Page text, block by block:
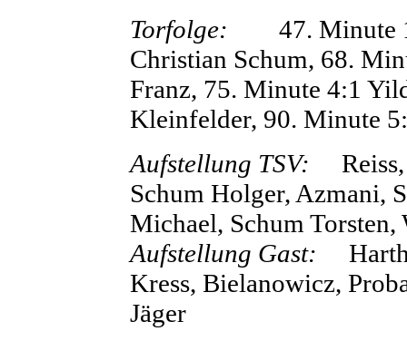
Torfolge: 47. Minute
Christian Schum, 68.
Franz, 75. Minute 4:1
Kleinfelder, 90. Minute
Aufstellung TSV:
Schum Holger, Azmani,
Michael, Schum Torsten,
Aufstellung Gast:
Kress, Bielanowicz,
Jäger